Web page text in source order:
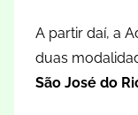
A partir daí, a
duas
São José do